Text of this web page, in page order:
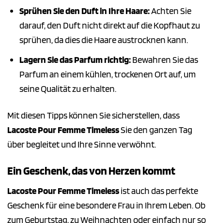
Sprühen Sie den Duft in Ihre Haare:Achten Sie
darauf, den Duft nicht direkt auf die Kopfhaut zu
sprühen, da dies die Haare austrocknen kann.
Lagern Sie das Parfum richtig:Bewahren Sie das
Parfum an einem kühlen, trockenen Ort auf, um
seine Qualität zu erhalten.
Mit diesen Tipps können Sie sicherstellen, dass
Lacoste Pour Femme TimelessSie den ganzen Tag
über begleitet und Ihre Sinne verwöhnt.
Ein Geschenk, das von Herzen kommt
Lacoste Pour Femme Timelessist auch das perfekte
Geschenk für eine besondere Frau in Ihrem Leben. Ob
zum Geburtstag, zu Weihnachten oder einfach nur so